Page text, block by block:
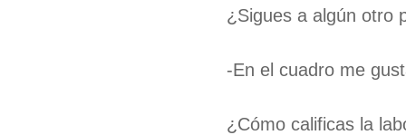
¿Sigues a algún otro
-En el cuadro me
¿Cómo calificas la